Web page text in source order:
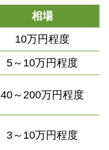
相場
10万円程度
5～10万円程度
40～200万円程度
3～10万円程度